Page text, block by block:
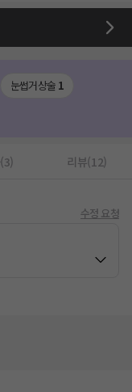
눈썹거상술 1
리뷰(12)
수정 요청